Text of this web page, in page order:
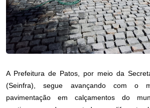
A Prefeitura de Patos, por meio da
(Seinfra), segue avançando com o
pavimentação em calçamentos do